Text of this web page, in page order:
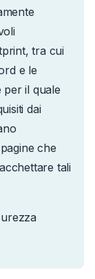
tra cui
e le
per il quale
dai
che
tali